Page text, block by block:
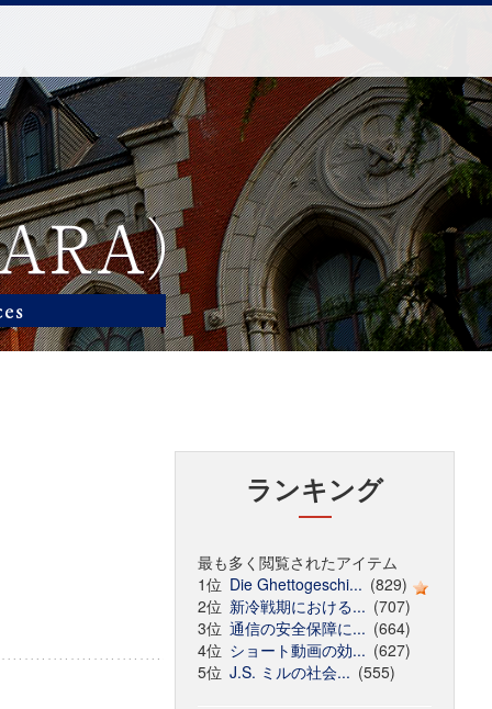
ランキング
最も多く閲覧されたアイテム
1位 Die Ghettogeschi... (829)
2位 新冷戦期における... (707)
3位 通信の安全保障に... (664)
4位 ショート動画の効... (627)
5位 J.S. ミルの社会... (555)